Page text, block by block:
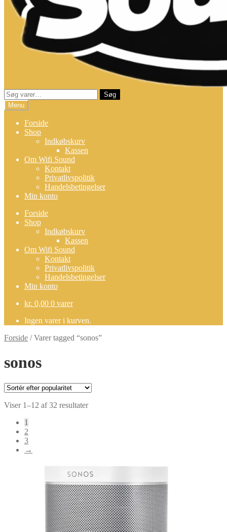
Søg
efter:
Søg
Menu
Forside
Shop
Indkøbskurv
Kassen
Om Wifi Sound
Kontakt
Privatlivspolitik
Handelsbetingelser
Min konto
Forside
Shop
Indkøbskurv
Kassen
Om Wifi Sound
Kontakt
Privatlivspolitik
Handelsbetingelser
Min konto
kr. 0,00 0 varer
Ingen varer i kurven.
Forside /Varer tagged “sonos”
sonos
Viser 1–12 af 32 resultaterSorteret
1
2
3
→